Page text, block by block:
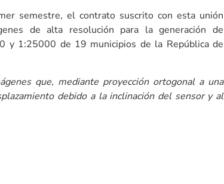
semestre, el contrato suscrito con esta unión
de alta resolución para la generación de
y 1:25000 de 19 municipios de la República de
que, mediante proyección ortogonal a una
debido a la inclinación del sensor y al